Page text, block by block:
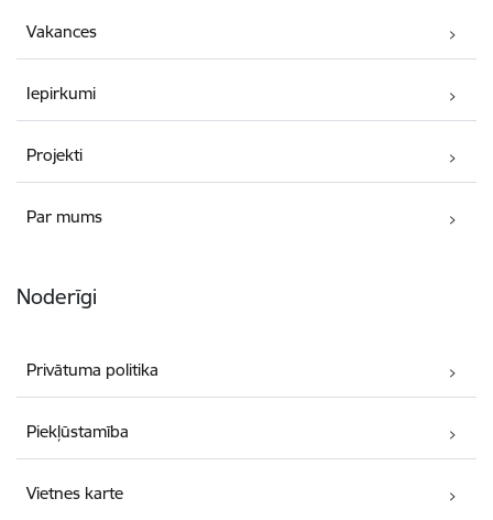
Vakances
Iepirkumi
Projekti
Par mums
Noderīgi
Privātuma politika
Piekļūstamība
Vietnes karte